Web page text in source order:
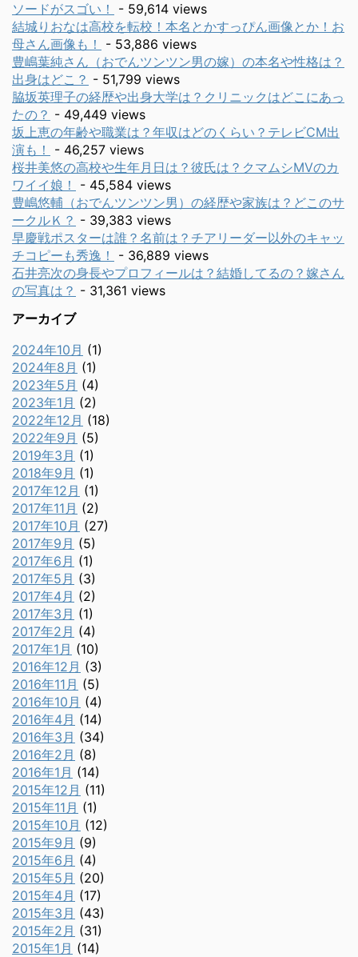
ソードがスゴい！
- 59,614 views
結城りおなは高校を転校！本名とかすっぴん画像とか！お
母さん画像も！
- 53,886 views
豊嶋葉純さん（おでんツンツン男の嫁）の本名や性格は？
出身はどこ？ - 51,799 views
脇坂英理子の経歴や出身大学は？クリニックはどこにあっ
たの？ - 49,449 views
坂上恵の年齢や職業は？年収はどのくらい？テレビCM出
演も！
- 46,257 views
桜井美悠の高校や生年月日は？彼氏は？クマムシMVのカ
ワイイ娘！
- 45,584 views
豊嶋悠輔（おでんツンツン男）の経歴や家族は？どこのサ
ークルＫ？ - 39,383 views
早慶戦ポスターは誰？名前は？チアリーダー以外のキャッ
チコピーも秀逸！
- 36,889 views
石井亮次の身長やプロフィールは？結婚してるの？嫁さん
の写真は？ - 31,361 views
アーカイブ
2024年10月 (1)
2024年8月 (1)
2023年5月 (4)
2023年1月 (2)
2022年12月 (18)
2022年9月 (5)
2019年3月 (1)
2018年9月 (1)
2017年12月 (1)
2017年11月 (2)
2017年10月 (27)
2017年9月 (5)
2017年6月 (1)
2017年5月 (3)
2017年4月 (2)
2017年3月 (1)
2017年2月 (4)
2017年1月 (10)
2016年12月 (3)
2016年11月 (5)
2016年10月 (4)
2016年4月 (14)
2016年3月 (34)
2016年2月 (8)
2016年1月 (14)
2015年12月 (11)
2015年11月 (1)
2015年10月 (12)
2015年9月 (9)
2015年6月 (4)
2015年5月 (20)
2015年4月 (17)
2015年3月 (43)
2015年2月 (31)
2015年1月 (14)